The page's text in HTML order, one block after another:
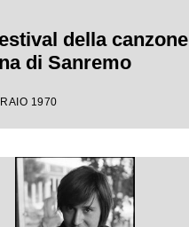
della canzone
di Sanremo
1970